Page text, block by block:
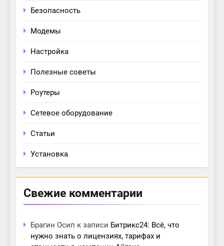
Безопасность
Модемы
Настройка
Полезные советы
Роутеры
Сетевое оборудование
Статьи
Установка
Свежие комментарии
Брагин Осип к записи Битрикс24: Всё, что
нужно знать о лицензиях, тарифах и